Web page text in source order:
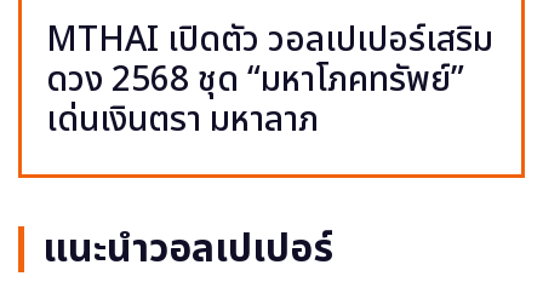
MTHAI เปิดตัว วอลเปเปอร์เสริม
ดวง 2568 ชุด “มหาโภคทรัพย์”
เด่นเงินตรา มหาลาภ
แนะนำวอลเปเปอร์